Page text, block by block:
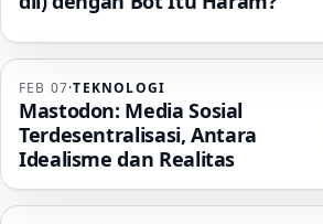
FEB 07·TEKNOLOGI
Mastodon: Media Sosial
Terdesentralisasi, Antara
Idealisme dan Realitas